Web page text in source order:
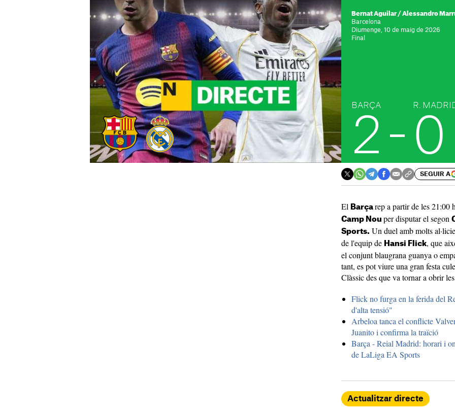
Bernat Aguilar /Alessandro
Barcelona
Diumenge, 10 de maig de 2026
Final
BARÇA
2 -
R.
0
SEGUIR A
El Barça rep a partir de les 21:00
Camp Nou per disputar el segon
Sports. Un duel amb molts
de l'equip de Hansi Flick, que
el conjunt blaugrana guanya o
tant, es pot viure una gran festa
Clàssic des que va tornar a obrir
Flick no furga en la ferida del
d'alta tensió"
Arbeloa tanca el conflicte
Juanito i confirma la traïció
Barça - Reial Madrid: horari i
de LaLiga EA Sports
Actualitzar directe